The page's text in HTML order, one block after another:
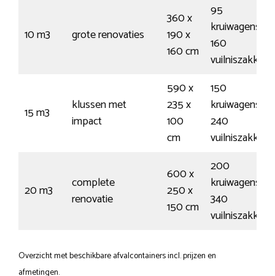
10 m3 grote renovaties
360 x
190 x
160 cm
95
kruiwagens /
160
vuilniszakken
15 m3
klussen met
impact
590 x
235 x
100
cm
150
kruiwagens /
240
vuilniszakken
20 m3
complete
renovatie
600 x
250 x
150 cm
200
kruiwagens /
340
vuilniszakken
Overzicht met beschikbare afvalcontainers incl. prijzen en
afmetingen.